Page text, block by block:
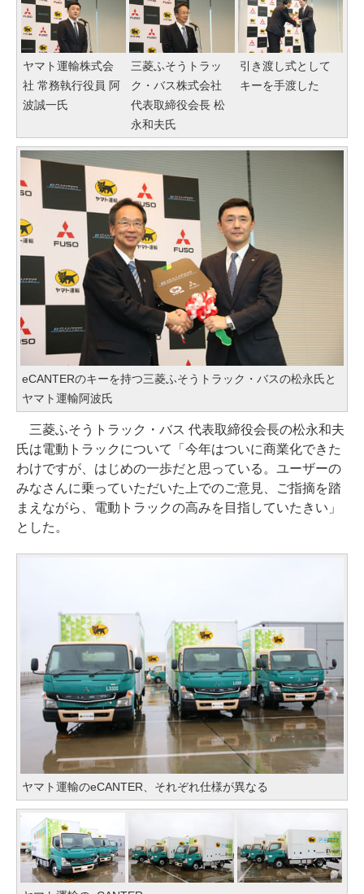
ヤマト運輸株式会
社 常務執行役員 阿
波誠一氏
三菱ふそうトラッ
ク・バス株式会社
代表取締役会長 松
永和夫氏
引き渡し式として
キーを手渡した
eCANTERのキーを持つ三菱ふそうトラック・バスの松永氏と
ヤマト運輸阿波氏
三菱ふそうトラック・バス 代表取締役会長の松永和夫
氏は電動トラックについて「今年はついに商業化できた
わけですが、はじめの一歩だと思っている。ユーザーの
みなさんに乗っていただいた上でのご意見、ご指摘を踏
まえながら、電動トラックの高みを目指していたきい」
とした。
ヤマト運輸のeCANTER、それぞれ仕様が異なる